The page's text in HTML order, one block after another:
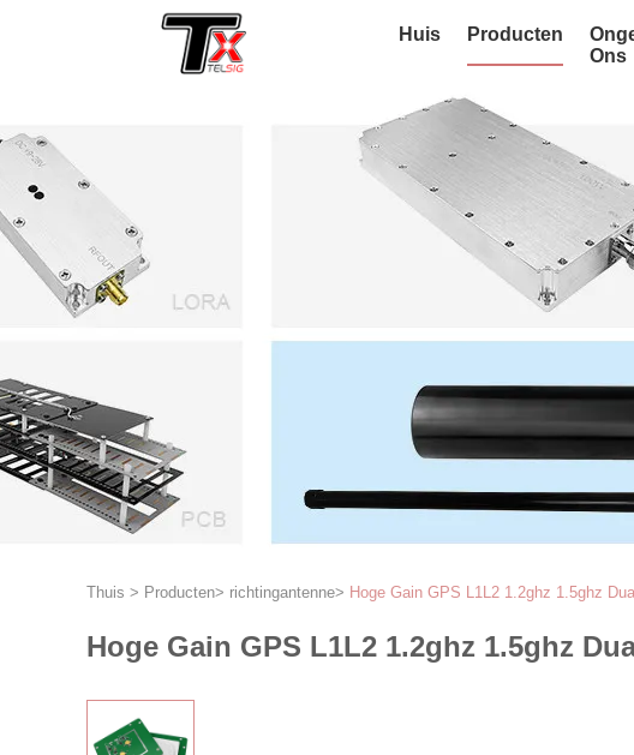
Huis Producten
Ons
Thuis > Producten> richtingantenne> Hoge Gain GPS L1L2 1.2ghz 1.5ghz
Hoge Gain GPS L1L2 1.2ghz 1.5ghz